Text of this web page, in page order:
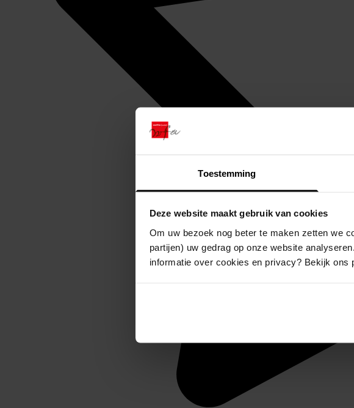
Toestemming
Deze website maakt gebruik van cookies
Om uw bezoek nog beter te maken zetten we
partijen) uw gedrag op onze website
informatie over cookies en privacy? Bekijk ons